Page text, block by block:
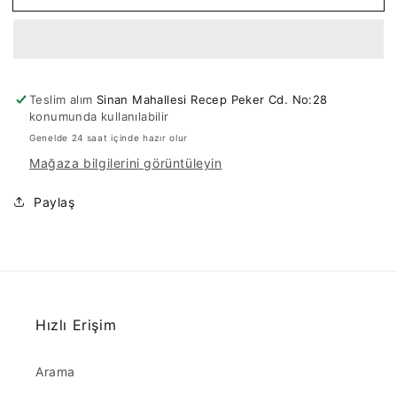
Figürlü
Turuncu
için
adedi
azaltın
Figürlü
Turuncu
için
adedi
artırın
Teslim alım Sinan Mahallesi Recep Peker Cd. No:28
konumunda kullanılabilir
Genelde 24 saat içinde hazır olur
Mağaza bilgilerini görüntüleyin
Paylaş
Hızlı Erişim
Arama